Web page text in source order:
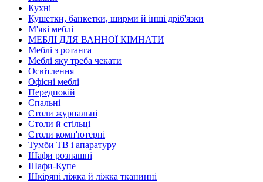
Кухні
Кушетки, банкетки, ширми й інші дріб'язки
М'які меблі
МЕБЛІ ДЛЯ ВАННОЇ КІМНАТИ
Меблі з ротанга
Меблі яку треба чекати
Освітлення
Офісні меблі
Передпокій
Спальні
Столи журнальні
Столи й стільці
Столи комп'ютерні
Тумби ТВ і апаратуру
Шафи розпашні
Шафи-Купе
Шкіряні ліжка й ліжка тканинні